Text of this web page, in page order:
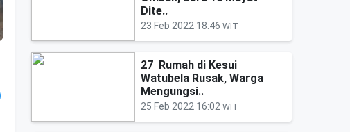
Dite..
23 Feb 2022 18:46 WIT
27 Rumah di Kesui
Watubela Rusak, Warga
Mengungsi..
25 Feb 2022 16:02 WIT